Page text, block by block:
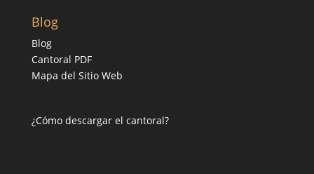
Blog
Blog
Cantoral PDF
Mapa del Sitio Web
¿Cómo descargar el cantoral?